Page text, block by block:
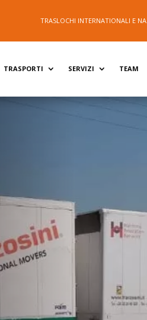
TRASLOCHI INTERNATIONALI E
TRASPORTI SERVIZI TEAM